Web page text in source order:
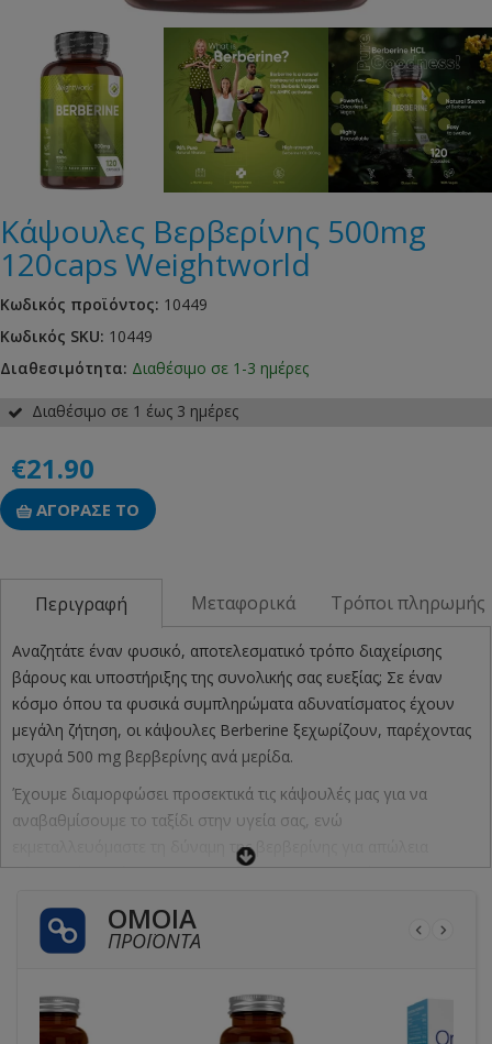
Κάψουλες Βερβερίνης 500mg
120caps Weightworld
Κωδικός προϊόντος: 10449
Κωδικός SKU: 10449
Διαθεσιμότητα: Διαθέσιμο σε 1-3 ημέρες
Διαθέσιμο σε 1 έως 3 ημέρες
€21.90
ΑΓΟΡΑΣΕ ΤΟ
Περιγραφή Μεταφορικά Τρόποι πληρωμής
Αναζητάτε έναν φυσικό, αποτελεσματικό τρόπο διαχείρισης
βάρους και υποστήριξης της συνολικής σας ευεξίας; Σε έναν
κόσμο όπου τα φυσικά συμπληρώματα αδυνατίσματος έχουν
μεγάλη ζήτηση, οι κάψουλες Berberine ξεχωρίζουν, παρέχοντας
ισχυρά 500 mg βερβερίνης ανά μερίδα.
Έχουμε διαμορφώσει προσεκτικά τις κάψουλές μας για να
αναβαθμίσουμε το ταξίδι στην υγεία σας, ενώ
εκμεταλλευόμαστε τη δύναμη της βερβερίνης για απώλεια
βάρους, ένα διάσημο συστατικό για τις ευεργετικές του
Εδώ είναι τα οφέλη της βερβερίνης για εσάς
Ιδανικό για διαχείριση βάρους και όρεξης
Υποστηρίζει την καρδιά και το συκώτι σας
ΌΜΟΙΑ
ΠΡΟΪΌΝΤΑ